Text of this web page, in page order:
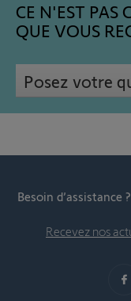
CE N'EST PAS
QUE VOUS
Posez votre
Besoin d’assistance ?
Recevez nos